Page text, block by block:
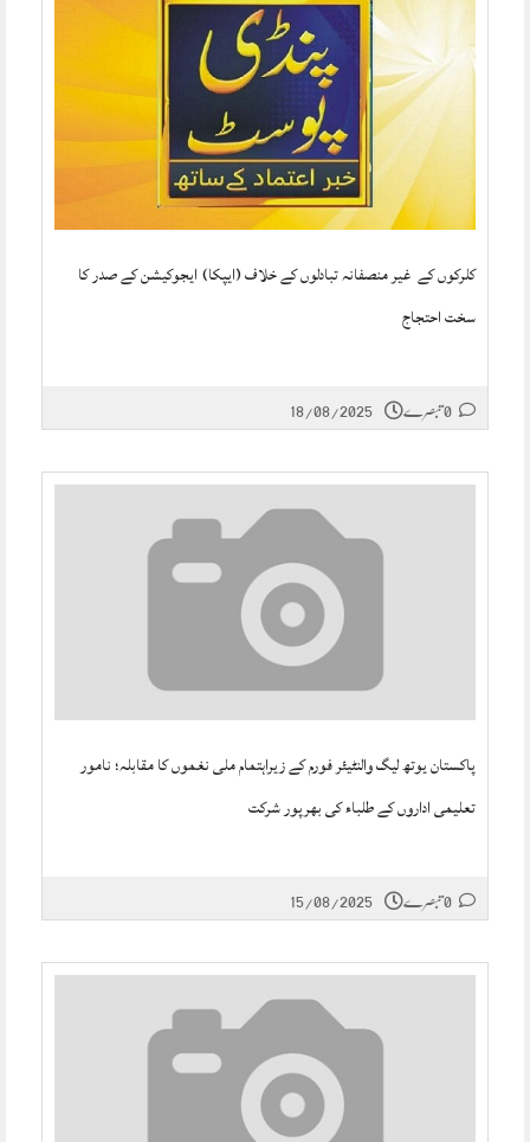
کلرکوں کے غیر منصفانہ تبادلوں کے خلاف (ایپکا) ایجوکیشن کے صدر کا
سخت احتجاج
18/08/2025
پاکستان یوتھ لیگ والنٹیئر فورم کے زیراہتمام ملی نغموں کا مقابلہ؛ نامور
تعلیمی اداروں کے طلباء کی بھرپور شرکت
15/08/2025